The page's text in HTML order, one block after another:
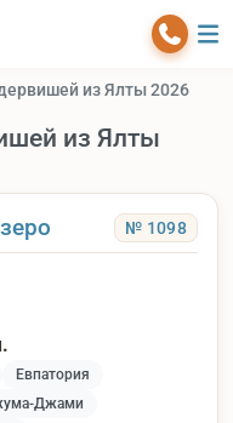
из Ялты 2026
из Ялты
№ 1098
Евпатория
Джами